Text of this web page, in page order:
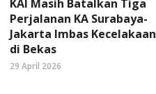
KAI Masih Batalkan Tiga
Perjalanan KA Surabaya-
Jakarta Imbas Kecelakaan
di Bekas
29 April 2026